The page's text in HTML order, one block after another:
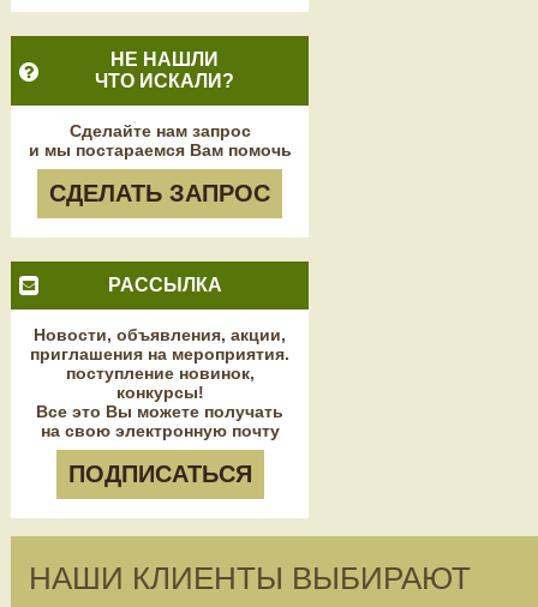
НЕ НАШЛИ
ЧТО ИСКАЛИ?
Сделайте нам запрос
и мы постараемся Вам помочь
СДЕЛАТЬ ЗАПРОС
РАССЫЛКА
Новости, объявления, акции,
приглашения на мероприятия.
поступление новинок,
конкурсы!
Все это Вы можете получать
на свою электронную почту
ПОДПИСАТЬСЯ
НАШИ КЛИЕНТЫ ВЫБИРАЮТ